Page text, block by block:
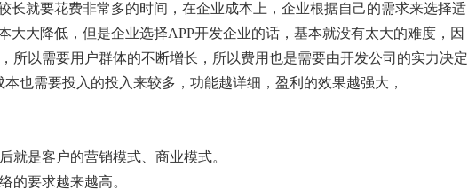
长就要花费非常多的时间，在企业成本上，企业根据自己的需求来选择适
大大降低，但是企业选择APP开发企业的话，基本就没有太大的难度，因
所以需要用户群体的不断增长，所以费用也是需要由开发公司的实力决定
也需要投入的投入来较多，功能越详细，盈利的效果越强大，
就是客户的营销模式、商业模式。
的要求越来越高。